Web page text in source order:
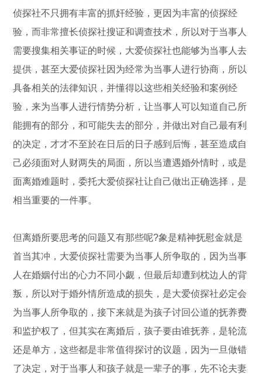
侦探社不只拥有丰富的抓奸经验，更因为丰富的侦探经
验，而非常擅长侦探社搜证和调查技术，所以对于当事人
需要搜集相关事证的时候，大爱侦探社也能够为当事人去
提供，甚至大爱侦探社因为经常为当事人进行协商，所以
具备相关的法律知识，并懂得以这些相关经验和案例经
验，来为当事人进行情势分析，让当事人可以知道自己所
能拥有的部分，和可能失去的部分，并做出对自己最有利
的决定，才才不至於在日后的日子感到后悔，甚至造成自
己必须面对人财两失的局面，所以当遭遇婚外情时，或是
面离婚难题时，委托大爱侦探社让自己做出正确选择，是
相当重要的一件事。
但离婚所要思考的问题又有那些呢?象是精神抚慰金就是
首当其冲，大爱侦探社需要为当事人所争取的，因为当事
人在婚姻付出的心力不同小觑，但最后却遭到枕边人的背
叛，所以对于婚外情所造成的损失，是大爱侦探社必定会
为当事人所争取的，接下来就是为孩子讨回公道的抚养费
和监护权了，但其实在离婚后，孩子要由谁抚养，是轮流
还是单方，这些都是非常值得探讨的议题，因为一旦做错
了决定，对于当事人和孩子就是一辈子的事，先不论夫妻